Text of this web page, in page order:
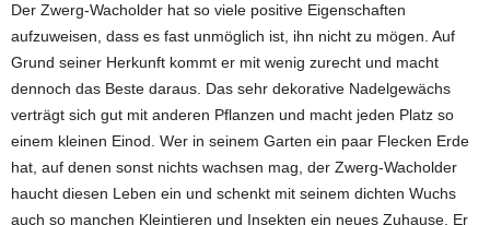
Der Zwerg-Wacholder hat so viele positive Eigenschaften
aufzuweisen, dass es fast unmöglich ist, ihn nicht zu mögen. Auf
Grund seiner Herkunft kommt er mit wenig zurecht und macht
dennoch das Beste daraus. Das sehr dekorative Nadelgewächs
verträgt sich gut mit anderen Pflanzen und macht jeden Platz so
einem kleinen Einod. Wer in seinem Garten ein paar Flecken Erde
hat, auf denen sonst nichts wachsen mag, der Zwerg-Wacholder
haucht diesen Leben ein und schenkt mit seinem dichten Wuchs
auch so manchen Kleintieren und Insekten ein neues Zuhause. Er